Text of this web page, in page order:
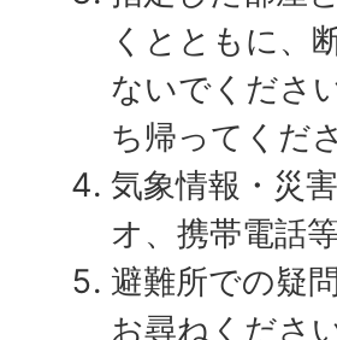
くとともに、
ないでくださ
ち帰ってくだ
気象情報・災
オ、携帯電話
避難所での疑
お尋ねください